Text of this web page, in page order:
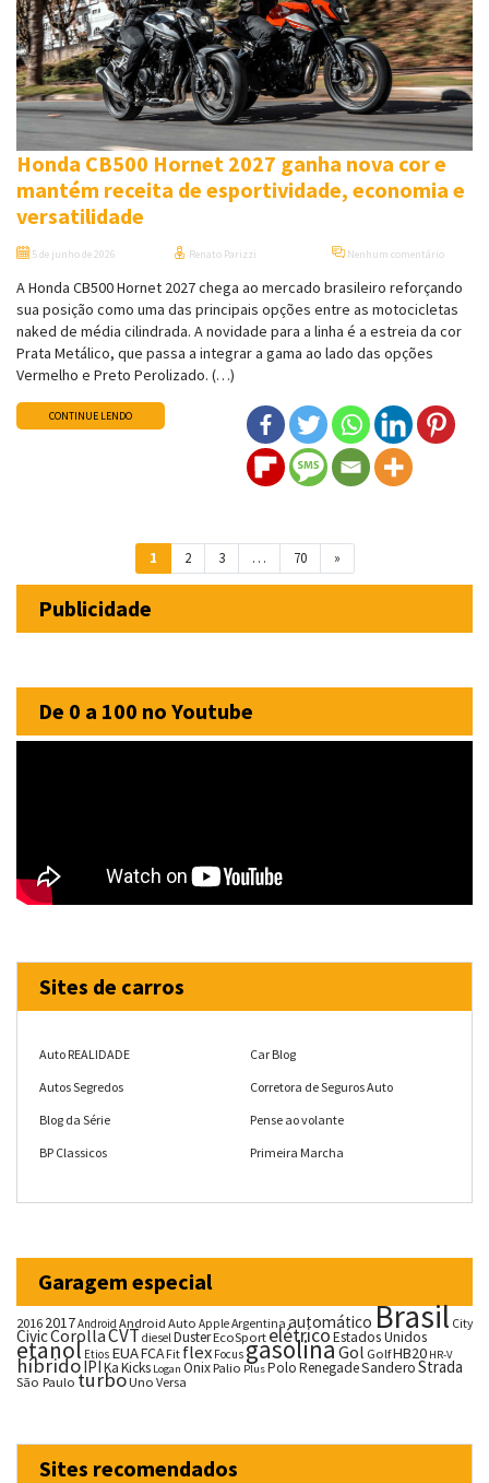
Honda CB500 Hornet 2027 ganha nova cor e
mantém receita de esportividade, economia e
versatilidade
5 de junho de 2026 Renato Parizzi Nenhum comentário
A Honda CB500 Hornet 2027 chega ao mercado brasileiro reforçando
sua posição como uma das principais opções entre as motocicletas
naked de média cilindrada. A novidade para a linha é a estreia da cor
Prata Metálico, que passa a integrar a gama ao lado das opções
Vermelho e Preto Perolizado. (…)
CONTINUE LENDO
Navegação entre posts
1 2 3 … 70 »
Publicidade
De 0 a 100 no Youtube
Sites de carros
Auto REALIDADE
Autos Segredos
Blog da Série
BP Classicos
Car Blog
Corretora de Seguros Auto
Pense ao volante
Primeira Marcha
Garagem especial
20162017Android Android Auto AppleArgentina automáticoBrasil City
CivicCorollaCVTdieselDusterEcoSportelétricoEstados Unidos
etanol Etios EUAFCA Fit flex FocusgasolinaGol GolfHB20 HR-V
híbridoIPIKaKicks Logan OnixPalio PlusPoloRenegadeSanderoStrada
São Paulo turboUno Versa
Sites recomendados